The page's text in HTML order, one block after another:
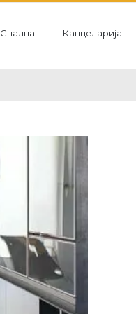
Спална Канцеларија